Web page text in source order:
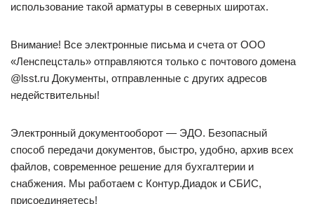
использование такой арматуры в северных широтах.
Внимание! Все электронные письма и счета от ООО
«Ленспецсталь» отправляются только с почтового домена
@lsst.ru Документы, отправленные с других адресов
недействительны!
Электронный документооборот — ЭДО. Безопасный
способ передачи документов, быстро, удобно, архив всех
файлов, современное решение для бухгалтерии и
снабжения. Мы работаем с Контур.Диадок и СБИС,
присоединяетесь!